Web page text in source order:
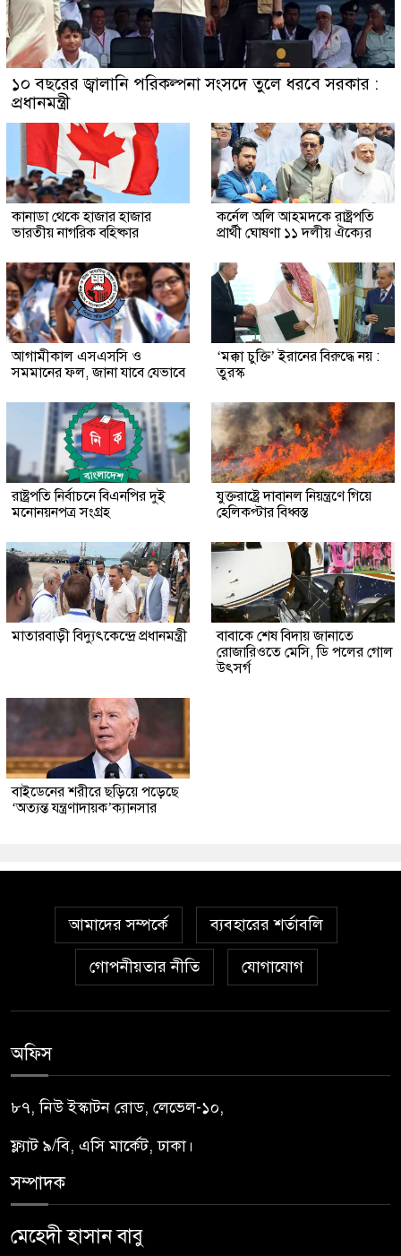
১০ বছরের জ্বালানি পরিকল্পনা সংসদে তুলে ধরবে সরকার :
প্রধানমন্ত্রী
কানাডা থেকে হাজার হাজার
ভারতীয় নাগরিক বহিষ্কার
কর্নেল অলি আহমদকে রাষ্ট্রপতি
প্রার্থী ঘোষণা ১১ দলীয় ঐক্যের
আগামীকাল এসএসসি ও
সমমানের ফল, জানা যাবে যেভাবে
‘মক্কা চুক্তি’ ইরানের বিরুদ্ধে নয় :
তুরস্ক
রাষ্ট্রপতি নির্বাচনে বিএনপির দুই
মনোনয়নপত্র সংগ্রহ
যুক্তরাষ্ট্রে দাবানল নিয়ন্ত্রণে গিয়ে
হেলিকপ্টার বিধ্বস্ত
মাতারবাড়ী বিদ্যুৎকেন্দ্রে প্রধানমন্ত্রী
বাবাকে শেষ বিদায় জানাতে
রোজারিওতে মেসি, ডি পলের গোল
উৎসর্গ
বাইডেনের শরীরে ছড়িয়ে পড়েছে
‘অত্যন্ত যন্ত্রণাদায়ক’ক্যানসার
আমাদের সম্পর্কে ব্যবহারের শর্তাবলি
গোপনীয়তার নীতি যোগাযোগ
অফিস
৮৭, নিউ ইস্কাটন রোড, লেভেল-১০,
ফ্ল্যাট ৯/বি, এসি মার্কেট, ঢাকা।
সম্পাদক
মেহেদী হাসান বাবু